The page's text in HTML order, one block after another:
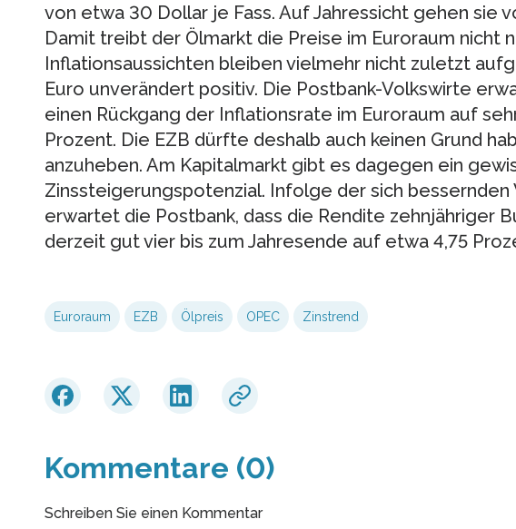
von etwa 30 Dollar je Fass. Auf Jahressicht gehen sie
Damit treibt der Ölmarkt die Preise im Euroraum nicht
Inflationsaussichten bleiben vielmehr nicht zuletzt
Euro unverändert positiv. Die Postbank-Volkswirte
einen Rückgang der Inflationsrate im Euroraum auf
Prozent. Die EZB dürfte deshalb auch keinen Grund
anzuheben. Am Kapitalmarkt gibt es dagegen ein
Zinssteigerungspotenzial. Infolge der sich
erwartet die Postbank, dass die Rendite zehnjähriger
derzeit gut vier bis zum Jahresende auf etwa 4,75
Euroraum EZB Ölpreis OPEC Zinstrend
Kommentare (0)
Schreiben Sie einen Kommentar